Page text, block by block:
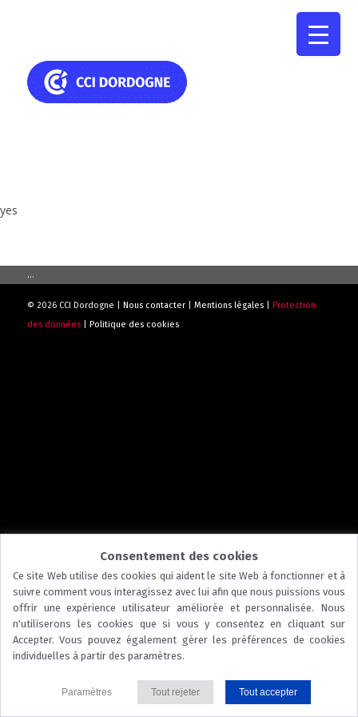
yes
...
© 2026 CCI Dordogne | Nous contacter| Mentions légales| Protection
des données| Politique des cookies
Consentement des cookies
Ce site Web utilise des cookies qui aident le site Web à fonctionner et à
suivre comment vous interagissez avec lui afin que nous puissions vous
offrir une expérience utilisateur améliorée et personnalisée. Nous
n'utiliserons les cookies que si vous y consentez en cliquant sur
Accepter. Vous pouvez également gérer les préférences de cookies
individuelles à partir des paramètres.
Paramètres Tout rejeter Tout accepter